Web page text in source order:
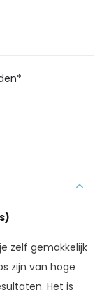
zelf gemakkelijk
zijn van hoge
Het is